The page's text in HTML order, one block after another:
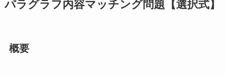
パラグラフ内容マッチング問題【選択式】
概要